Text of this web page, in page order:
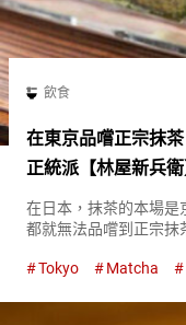
飲食
在東京品嚐正宗抹
正統派【林屋新兵衛
在日本，抹茶的本場是
都就無法品嚐到正宗抹
使身在東京也能品嚐到
Tokyo Matcha